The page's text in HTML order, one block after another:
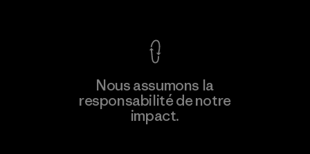
Nous assumons la
responsabilité de notre
impact.